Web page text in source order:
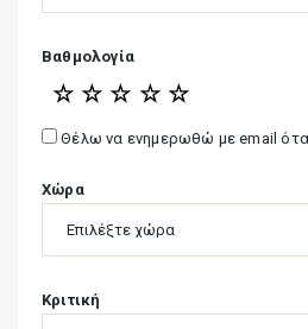
Βαθμολογία
☆
☆
☆
☆
☆
Θέλω να ενημερωθώ με email
Χώρα
Κριτική